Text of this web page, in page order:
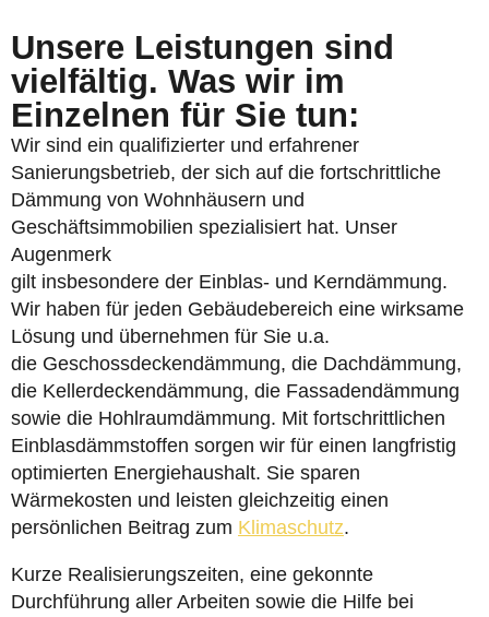
Unsere Leistungen sind
vielfältig. Was wir im
Einzelnen für Sie tun:
Wir sind ein qualifizierter und erfahrener
Sanierungsbetrieb, der sich auf die fortschrittliche
Dämmung von Wohnhäusern und
Geschäftsimmobilien spezialisiert hat. Unser
Augenmerk
gilt insbesondere der Einblas- und Kerndämmung.
Wir haben für jeden Gebäudebereich eine wirksame
Lösung und übernehmen für Sie u.a.
die Geschossdeckendämmung, die Dachdämmung,
die Kellerdeckendämmung, die Fassadendämmung
sowie die Hohlraumdämmung. Mit fortschrittlichen
Einblasdämmstoffen sorgen wir für einen langfristig
optimierten Energiehaushalt. Sie sparen
Wärmekosten und leisten gleichzeitig einen
persönlichen Beitrag zum Klimaschutz.
Kurze Realisierungszeiten, eine gekonnte
Durchführung aller Arbeiten sowie die Hilfe bei